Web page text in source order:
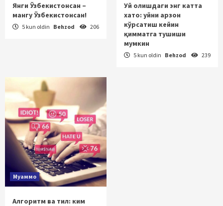
Янги Ўзбекистонсан –
мангу Ўзбекистонсан!
5 kun oldin Behzod 206
Уй олишдаги энг катта
хато: уйни арзон
кўрсатиш кейин
қимматга тушиши
мумкин
5 kun oldin Behzod 239
Муаммо
Алгоритм ва тил: ким